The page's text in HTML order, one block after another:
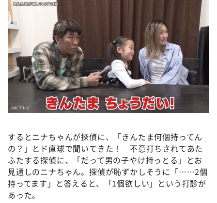
するとニナちゃんが探偵に、「きんたま何個持ってん
の？」とド直球で聞いてきた！ 不意打ちされてあた
ふたする探偵に、「だって男の子やけ持っとる」とお
見通しのニナちゃん。探偵が恥ずかしそうに「……2個
持ってます」と答えると、「1個欲しい」という打診が
あった。